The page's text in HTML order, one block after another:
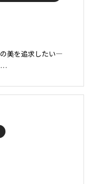
美を追求したい―
…